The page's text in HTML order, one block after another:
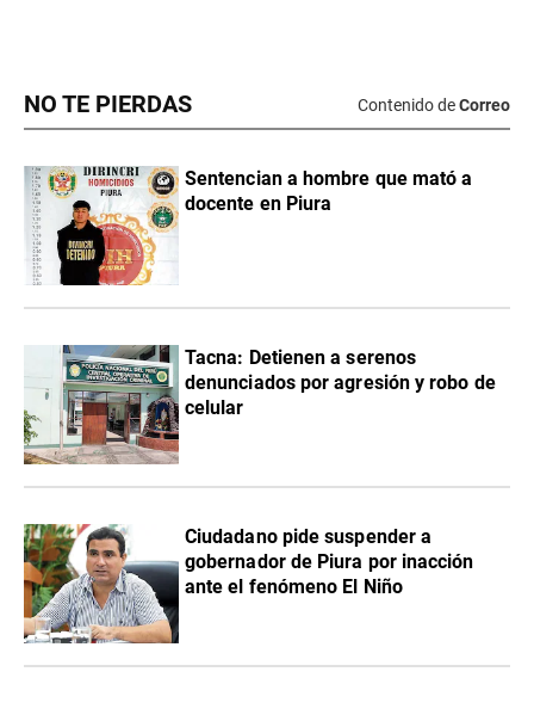
NO TE PIERDAS Contenido deCorreo
Sentencian a hombre que mató a
docente en Piura
Tacna: Detienen a serenos
denunciados por agresión y robo de
celular
Ciudadano pide suspender a
gobernador de Piura por inacción
ante el fenómeno El Niño